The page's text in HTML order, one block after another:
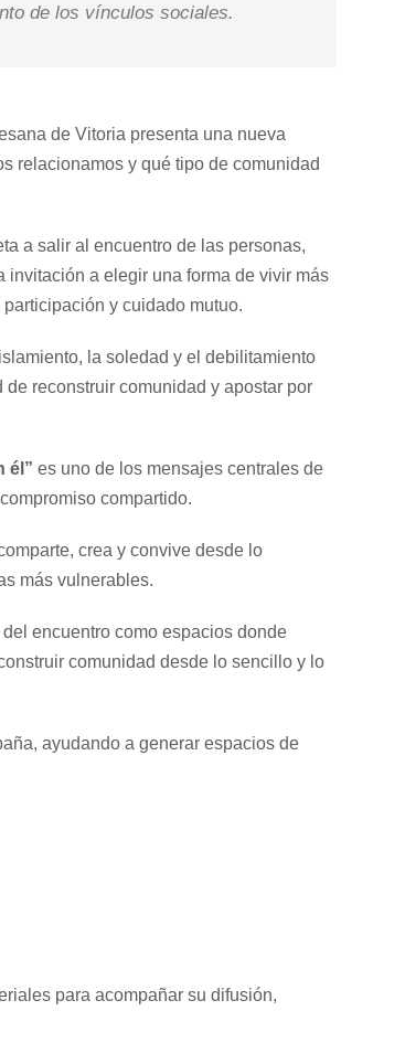
de los vínculos sociales.
de Vitoria presenta una nueva
relacionamos y qué tipo de comunidad
a salir al encuentro de las personas,
a elegir una forma de vivir más
y cuidado mutuo.
la soledad y el debilitamiento
reconstruir comunidad y apostar por
él” es uno de los mensajes centrales de
compartido.
crea y convive desde lo
más vulnerables.
encuentro como espacios donde
comunidad desde lo sencillo y lo
ayudando a generar espacios de
para acompañar su difusión,